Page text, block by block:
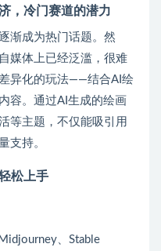
，冷门赛道的潜力
渐成为热门话题。然
媒体上已经泛滥，很难
异化的玩法——结合AI绘
容。通过AI生成的绘画
等主题，不仅能吸引用
支持。
松上手
、Stable